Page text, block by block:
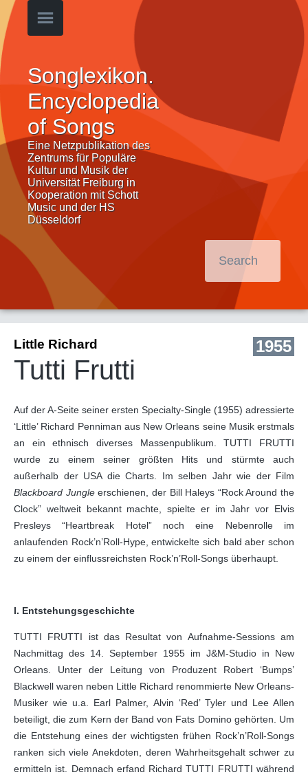
Songlexikon.
Encyclopedia
of Songs
Eine Netzpublikation des
Zentrums für Populäre
Kultur und Musik der
Universität Freiburg in
Kooperation mit Schott
Music und der HS
Düsseldorf
1955
Little Richard
Tutti Frutti
Auf der A-Seite seiner ersten Specialty-Single (1955) adressierte
‘Little’ Richard Penniman aus New Orleans seine Musik erstmals
an ein ethnisch diverses Massenpublikum. TUTTI FRUTTI
wurde zu einem seiner größten Hits und stürmte auch
außerhalb der USA die Charts. Im selben Jahr wie der Film
Blackboard Jungleerschienen, der Bill Haleys “Rock Around the
Clock” weltweit bekannt machte, spielte er im Jahr vor Elvis
Presleys “Heartbreak Hotel” noch eine Nebenrolle im
anlaufenden Rock’n’Roll-Hype, entwickelte sich bald aber schon
zu einem der einflussreichsten Rock’n’Roll-Songs überhaupt.
I. Entstehungsgeschichte
TUTTI FRUTTI ist das Resultat von Aufnahme-Sessions am
Nachmittag des 14. September 1955 im J&M-Studio in New
Orleans. Unter der Leitung von Produzent Robert ‘Bumps’
Blackwell waren neben Little Richard renommierte New Orleans-
Musiker wie u.a. Earl Palmer, Alvin ‘Red’ Tyler und Lee Allen
beteiligt, die zum Kern der Band von Fats Domino gehörten. Um
die Entstehung eines der wichtigsten frühen Rock’n’Roll-Songs
ranken sich viele Anekdoten, deren Wahrheitsgehalt schwer zu
ermitteln ist. Demnach erfand Richard TUTTI FRUTTI während